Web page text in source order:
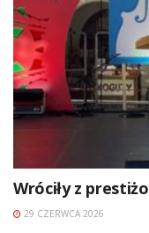
Wróciły z
29 CZERWCA 2026